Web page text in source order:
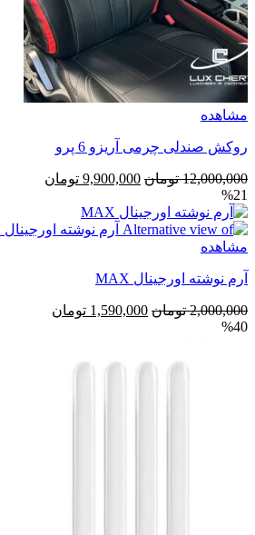
مشاهده
روکش صندلی چرمی آریزو 6 پرو
12,000,000 تومان قیمت
بود.
9,900,000 تومان
است.
%21
مشاهده
آرم نوشته اورجینال MAX
2,000,000 تومان قیمت
بود.
1,590,000 تومان
%40